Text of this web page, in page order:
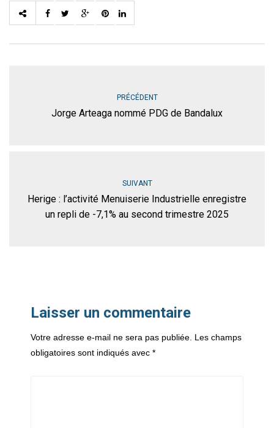
PRÉCÉDENT
Jorge Arteaga nommé PDG de Bandalux
SUIVANT
Herige : l’activité Menuiserie Industrielle enregistre
un repli de -7,1% au second trimestre 2025
Laisser un commentaire
Votre adresse e-mail ne sera pas publiée. Les champs
obligatoires sont indiqués avec *